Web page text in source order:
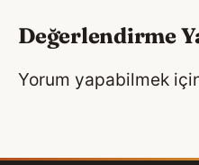
Değerlendirme
Yorum yapabilmek